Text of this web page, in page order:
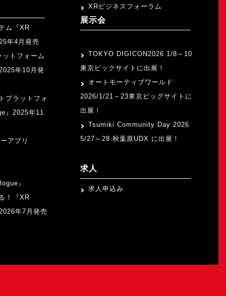
ム『XR
年4月発売
トフォーム
年10月発
プラットフォ
』2025年11
アプリ
』
！『XR
年7月発売
XRビジネスフォーラム
展示会
TOKYO DIGICON2026 1/8～10
東京ビックサイトに出展！
オートモーティブワールド
2026/1/21～23東京ビッグサイトに
出展！
Tsumiki Community Day 2026
5/27～28 秋葉原UDX に出展！
求人
求人申込み